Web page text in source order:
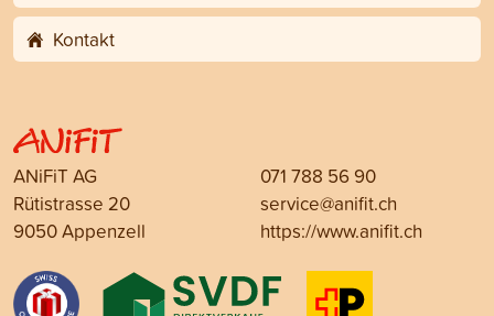
Kontakt
ANiFiT AG
Rütistrasse 20
9050 Appenzell
071 788 56 90
service@anifit.ch
https://www.anifit.ch